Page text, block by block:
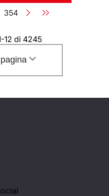
Pagina
354
12 di 4245